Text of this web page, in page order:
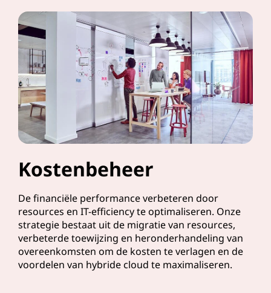
Kostenbeheer
De financiële performance verbeteren door
resources en IT-efficiency te optimaliseren. Onze
strategie bestaat uit de migratie van resources,
verbeterde toewijzing en heronderhandeling van
overeenkomsten om de kosten te verlagen en de
voordelen van hybride cloud te maximaliseren.